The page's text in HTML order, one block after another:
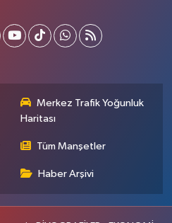
Merkez Trafik Yoğunluk
Haritası
Tüm Manşetler
Haber Arşivi